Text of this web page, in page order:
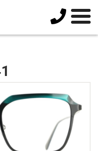
3744678